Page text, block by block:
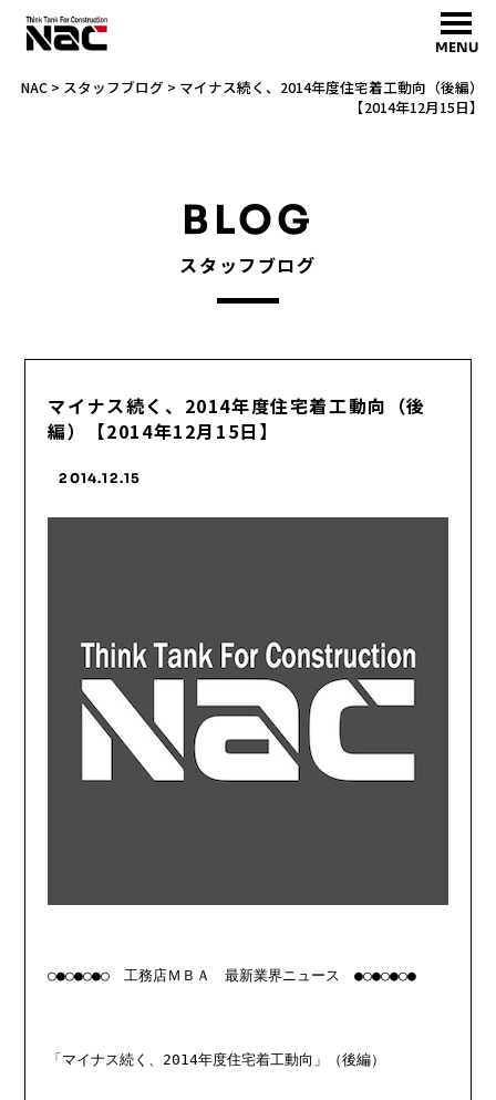
MENU
NAC> スタッフブログ > マイナス続く、2014年度住宅着工動向（後編）
【2014年12月15日】
BLOG
スタッフブログ
マイナス続く、2014年度住宅着工動向（後
編）【2014年12月15日】
2014.12.15
○●○●○●○　工務店ＭＢＡ　最新業界ニュース　●○●○●○●
「マイナス続く、2014年度住宅着工動向」（後編）